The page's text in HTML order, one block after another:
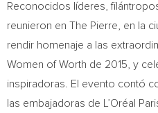
Reconocidos líderes,
reunieron en The Pierre, en la
rendir homenaje a las
Women of Worth de 2015, y
inspiradoras. El evento contó
las embajadoras de L’Oréal